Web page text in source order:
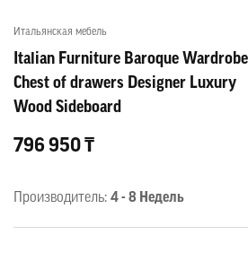
Итальянская мебель
Italian Furniture Baroque Wardrobe
Chest of drawers Designer Luxury
Wood Sideboard
796 950 ₸
Производитель: 4 - 8 Недель